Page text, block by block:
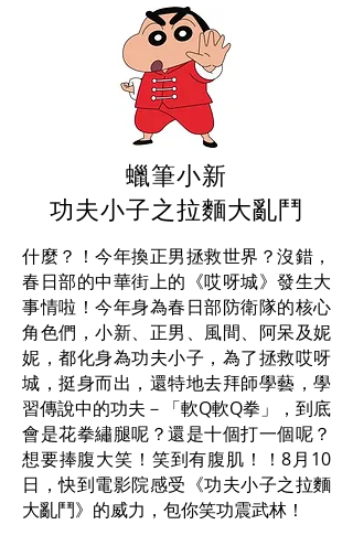
蠟筆小新
功夫小子之拉麵大亂鬥
什麼？！今年換正男拯救世界？沒錯，
春日部的中華街上的《哎呀城》發生大
事情啦！今年身為春日部防衛隊的核心
角色們，小新、正男、風間、阿呆及妮
妮，都化身為功夫小子，為了拯救哎呀
城，挺身而出，還特地去拜師學藝，學
習傳說中的功夫－「軟Q軟Q拳」，到底
會是花拳繡腿呢？還是十個打一個呢？
想要捧腹大笑！笑到有腹肌！！8月10
日，快到電影院感受《功夫小子之拉麵
大亂鬥》的威力，包你笑功震武林！